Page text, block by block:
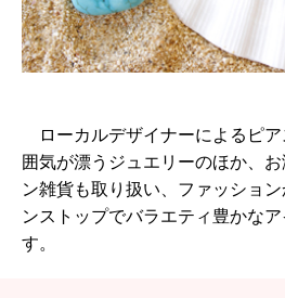
ローカルデザイナーによるピ
囲気が漂うジュエリーのほか、
ン雑貨も取り扱い、ファッショ
ンストップでバラエティ豊かな
す。